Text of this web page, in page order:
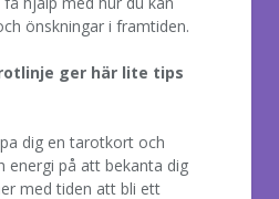
önskningar i framtiden.
ger här lite tips
dig en tarotkort och
energi på att bekanta dig
med tiden att bli ett